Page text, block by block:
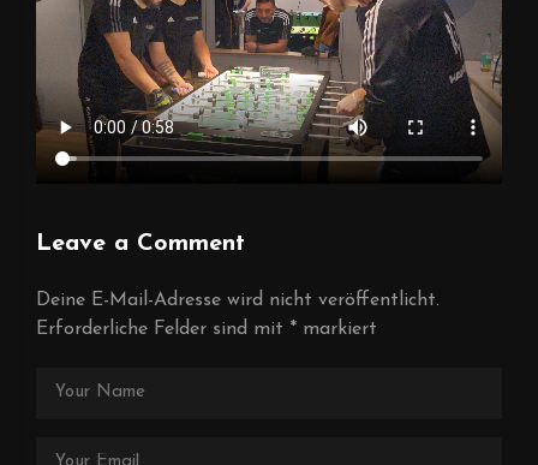
Leave a Comment
Deine E-Mail-Adresse wird nicht veröffentlicht.
Erforderliche Felder sind mit * markiert